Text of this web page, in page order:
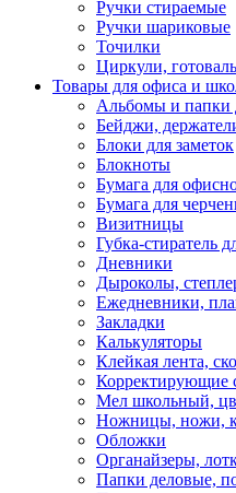
Ручки стираемые
Ручки шариковые
Точилки
Циркули,
Товары для офиса и
Альбомы и папки
Бейджи,
Блоки для заметок
Блокноты
Бумага для
Бумага для
Визитницы
Губка-стиратель
Дневники
Дыроколы,
Ежедневники,
Закладки
Калькуляторы
Клейкая лента,
Корректирующие
Мел школьный,
Ножницы, ножи,
Обложки
Органайзеры,
Папки деловые,